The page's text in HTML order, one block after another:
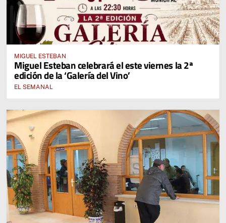
MIGUEL ESTEBAN
Miguel Esteban celebrará el este viernes la 2ª
edición de la ‘Galería del Vino’
EL SEMANAL